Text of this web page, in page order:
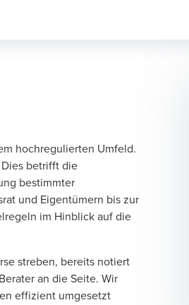
hochregulierten Umfeld.
betrifft die
bestimmter
und Eigentümern bis zur
im Hinblick auf die
streben, bereits notiert
an die Seite. Wir
effizient umgesetzt